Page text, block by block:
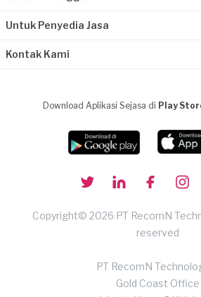
Untuk Penyedia Jasa
Kontak Kami
Download Aplikasi Sejasa di Play
Copyright© 2026 PT RecomN
reserved
PT RecomN
Gold Coast Office